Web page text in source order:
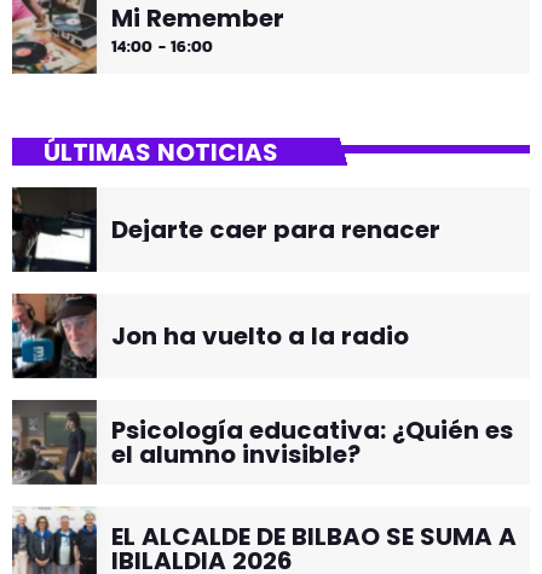
Mi Remember
14:00 - 16:00
ÚLTIMAS NOTICIAS
Dejarte caer para renacer
Jon ha vuelto a la radio
Psicología educativa: ¿Quién es
el alumno invisible?
EL ALCALDE DE BILBAO SE SUMA A
IBILALDIA 2026